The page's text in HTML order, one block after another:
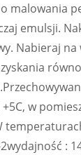
malowania
emulsji.
Nabieraj na
w
: